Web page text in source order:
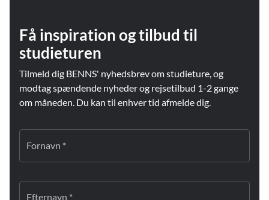
Få inspiration og tilbud til
studieturen
Tilmeld dig BENNS' nyhedsbrev om studieture, og
modtag spændende nyheder og rejsetilbud 1-2 gange
om måneden. Du kan til enhver tid afmelde dig.
Fornavn *
Efternavn *